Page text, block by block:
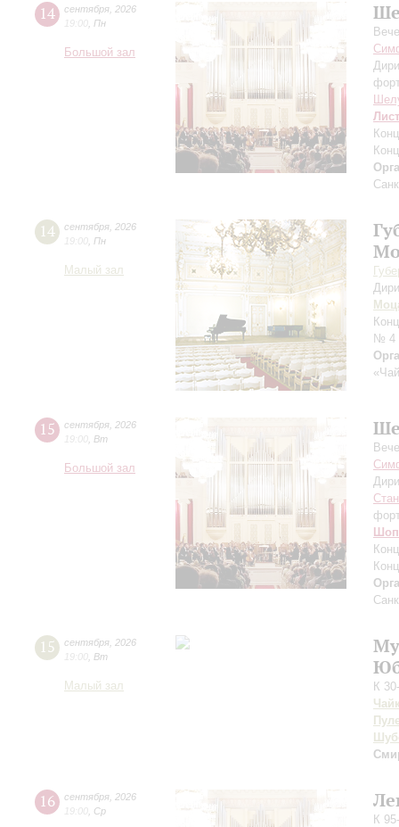
14 сентября 2026
19:00 Пн
Большой зал
Лист
14 сентября 2026
19:00 Пн
Малый зал
№ 4
15 сентября 2026
19:00 Вт
Большой зал
15 сентября 2026
19:00 Вт
Малый зал
К
16 сентября 2026
19:00 Ср
К